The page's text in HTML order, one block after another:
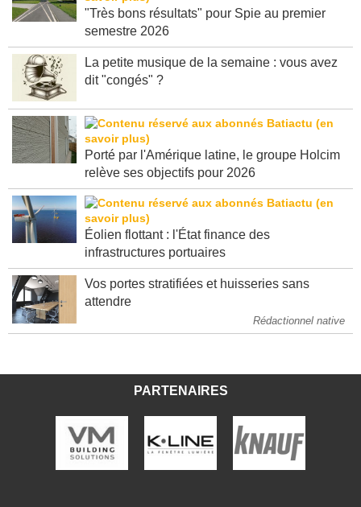
"Très bons résultats" pour Spie au premier
La petite musique de la semaine : vous avez
Porté par l'Amérique latine, le groupe Holcim
Éolien flottant : l'État finance des
Vos portes stratifiées et huisseries sans
Rédactionnel native